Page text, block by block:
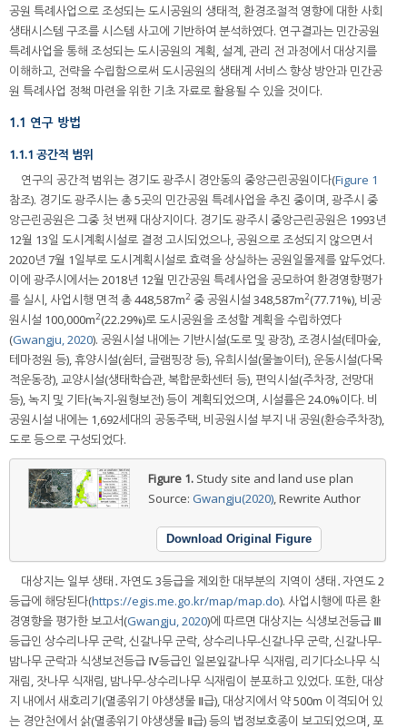
공원 특례사업으로 조성되는 도시공원의 생태적, 환경조절적 영향에 대한 사회
생태시스템 구조를 시스템 사고에 기반하여 분석하였다. 연구결과는 민간공원
특례사업을 통해 조성되는 도시공원의 계획, 설계, 관리 전 과정에서 대상지를
이해하고, 전략을 수립함으로써 도시공원의 생태계 서비스 향상 방안과 민간공
원 특례사업 정책 마련을 위한 기초 자료로 활용될 수 있을 것이다.
1.1 연구 방법
1.1.1 공간적 범위
연구의 공간적 범위는 경기도 광주시 경안동의 중앙근린공원이다(Figure 1
참조). 경기도 광주시는 총 5곳의 민간공원 특례사업을 추진 중이며, 광주시 중
앙근린공원은 그중 첫 번째 대상지이다. 경기도 광주시 중앙근린공원은 1993년
12월 13일 도시계획시설로 결정 고시되었으나, 공원으로 조성되지 않으면서
2020년 7월 1일부로 도시계획시설로 효력을 상실하는 공원일몰제를 앞두었다.
이에 광주시에서는 2018년 12월 민간공원 특례사업을 공모하여 환경영향평가
를 실시, 사업시행 면적 총 448,587m2 중 공원시설 348,587m2(77.71%), 비공
원시설 100,000m2(22.29%)로 도시공원을 조성할 계획을 수립하였다
(Gwangju, 2020). 공원시설 내에는 기반시설(도로 및 광장), 조경시설(테마숲,
테마정원 등), 휴양시설(쉼터, 글램핑장 등), 유희시설(물놀이터), 운동시설(다목
적운동장), 교양시설(생태학습관, 복합문화센터 등), 편익시설(주차장, 전망대
등), 녹지 및 기타(녹지-원형보전) 등이 계획되었으며, 시설률은 24.0%이다. 비
공원시설 내에는 1,692세대의 공동주택, 비공원시설 부지 내 공원(환승주차장),
도로 등으로 구성되었다.
Figure 1. Study site and land use plan
Source: Gwangju(2020), Rewrite Author
Download Original Figure
대상지는 일부 생태․자연도 3등급을 제외한 대부분의 지역이 생태․자연도 2
등급에 해당된다(https://egis.me.go.kr/map/map.do). 사업시행에 따른 환
경영향을 평가한 보고서(Gwangju, 2020)에 따르면 대상지는 식생보전등급 Ⅲ
등급인 상수리나무 군락, 신갈나무 군락, 상수리나무-신갈나무 군락, 신갈나무-
밤나무 군락과 식생보전등급 Ⅳ등급인 일본잎갈나무 식재림, 리기다소나무 식
재림, 잣나무 식재림, 밤나무-상수리나무 식재림이 분포하고 있었다. 또한, 대상
지 내에서 새호리기(멸종위기 야생생물 Ⅱ급), 대상지에서 약 500m 이격되어 있
는 경안천에서 삵(멸종위기 야생생물 Ⅱ급) 등의 법정보호종이 보고되었으며, 포